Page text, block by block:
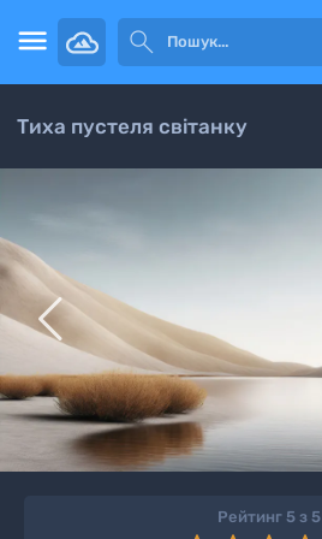
 
Тиха пустеля світанку

Рейтинг 5 з 5